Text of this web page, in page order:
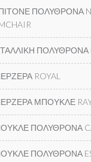
ΠΟΛΥΘΡΟΝΑ
ΠΟΛΥΘΡΟΝΑ
ROYAL
ΜΠΟΥΚΛΕ
ΠΟΛΥΘΡΟΝΑ
ΠΟΛΥΘΡΟΝΑ